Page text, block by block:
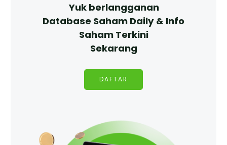
Yuk berlangganan
Database Saham Daily & Info
Saham Terkini
Sekarang
DAFTAR